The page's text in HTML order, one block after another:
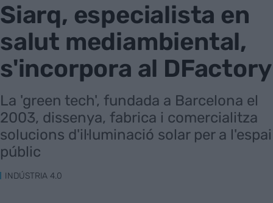
Siarq, especialista en
salut mediambiental,
s'incorpora al DFactory
La 'green tech', fundada a Barcelona el
2003, dissenya, fabrica i comercialitza
solucions d'il·luminació solar per a l'espai
públic
INDÚSTRIA 4.0